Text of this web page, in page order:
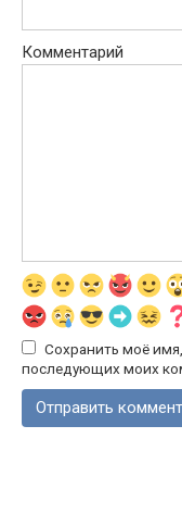
Комментарий
Сохранить моё
последующих моих